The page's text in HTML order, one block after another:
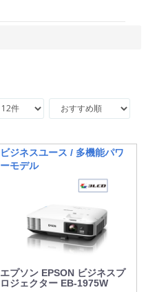
ビジネスユース / 多機能パワ
ーモデル
エプソン EPSON ビジネスプ
ロジェクター EB-1975W